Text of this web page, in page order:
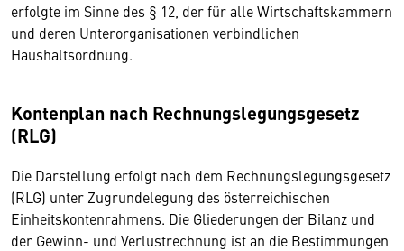
erfolgte im Sinne des § 12, der für alle Wirtschaftskammern
und deren Unterorganisationen verbindlichen
Haushaltsordnung.
Kontenplan nach Rechnungslegungsgesetz
(RLG)
Die Darstellung erfolgt nach dem Rechnungslegungsgesetz
(RLG) unter Zugrundelegung des österreichischen
Einheitskontenrahmens. Die Gliederungen der Bilanz und
der Gewinn- und Verlustrechnung ist an die Bestimmungen